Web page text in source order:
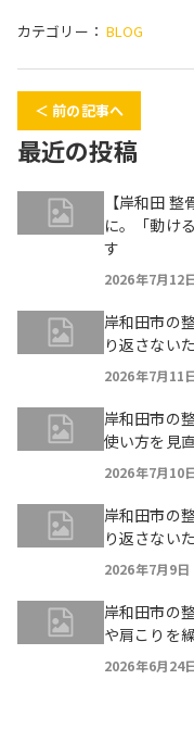
カテゴリー： BLOG
＜ 前の記事へ
最近の投稿
【岸和田
に。「動け
す
2026年7月12
岸和田市の
り返さない
2026年7月11
岸和田市の
使い方を見
2026年7月10
岸和田市の
り返さない
2026年7月9日
岸和田市の
や肩こりを
2026年6月24